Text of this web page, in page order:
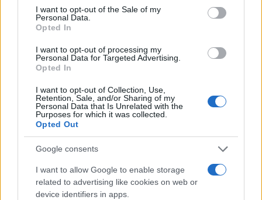
consent section.
I want to opt-out of the Sale of my
Personal Data.
Opted In
I want to opt-out of processing my
Personal Data for Targeted Advertising.
Opted In
I want to opt-out of Collection, Use,
Retention, Sale, and/or Sharing of my
Personal Data that Is Unrelated with the
Purposes for which it was collected.
Opted Out
Google consents
I want to allow Google to enable storage
related to advertising like cookies on web or
device identifiers in apps.
FUTURE
Disarmo di Hamas e ritiro da Gaza: le tensioni tra